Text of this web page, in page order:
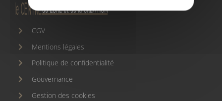
CGV
Mentions légales
Politique de confidentialité
Gouvernance
Gestion des cookies